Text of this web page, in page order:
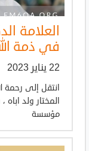
العلامة
في ذمة
22 يناير 2023
انتقل إلى رحمة
المختار ولد
مؤسسة